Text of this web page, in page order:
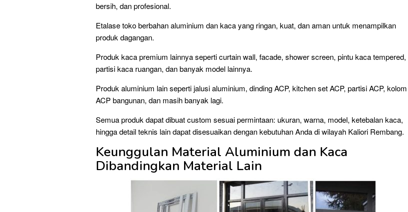
bersih, dan profesional.
Etalase toko berbahan aluminium dan kaca yang ringan, kuat, dan aman untuk menampilkan
produk dagangan.
Produk kaca premium lainnya seperti curtain wall, facade, shower screen, pintu kaca tempered,
partisi kaca ruangan, dan banyak model lainnya.
Produk aluminium lain seperti jalusi aluminium, dinding ACP, kitchen set ACP, partisi ACP, kolom
ACP bangunan, dan masih banyak lagi.
Semua produk dapat dibuat custom sesuai permintaan: ukuran, warna, model, ketebalan kaca,
hingga detail teknis lain dapat disesuaikan dengan kebutuhan Anda di wilayah Kaliori Rembang.
Keunggulan Material Aluminium dan Kaca
Dibandingkan Material Lain